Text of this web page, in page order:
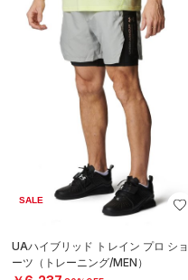
SALE
UAハイブリッド トレイン プロ ショ
ーツ（トレーニング/MEN）